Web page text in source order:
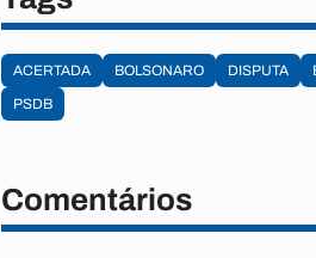
ACERTADA BOLSONARO DISPUTA
PSDB
Comentários